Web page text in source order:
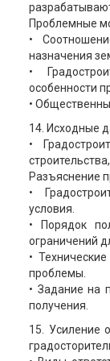
Проблемные
•
назначения
•
особенности
•
14. Исходные
•
Разъяснение
•
условия.
• Порядок
ограничений
•
проблемы.
• Задание на
получения.
15. Усиление